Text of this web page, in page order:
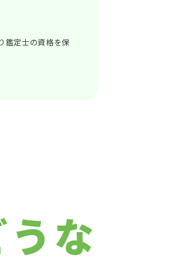
鑑定士の資格を保
な